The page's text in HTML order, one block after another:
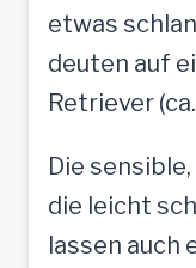
etwas
deuten auf
Retriever
Die
die leicht
lassen auch